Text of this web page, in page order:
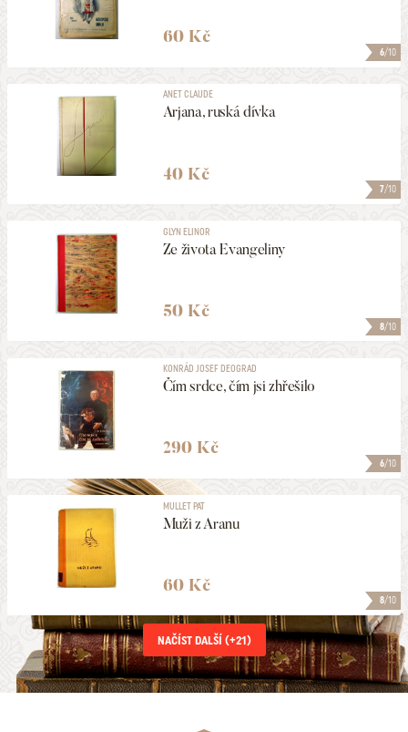
6/10
60 Kč
7/10
ANET CLAUDE
Arjana, ruská dívka
40 Kč
8/10
GLYN ELINOR
Ze života Evangeliny
50 Kč
6/10
KONRÁD JOSEF DEOGRAD
Čím srdce, čím jsi zhřešilo
290 Kč
8/10
MULLET PAT
Muži z Aranu
60 Kč
NAČÍST DALŠÍ (+21)